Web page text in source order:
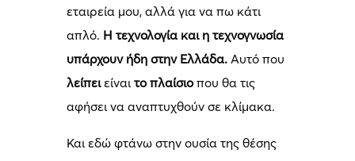
εταιρεία μου, αλλά για να πω κάτι
απλό. Η τεχνολογία και η τεχνογνωσία
υπάρχουν ήδη στην Ελλάδα. Αυτό που
λείπειείναι το πλαίσιοπου θα τις
αφήσει να αναπτυχθούν σε κλίμακα.
Και εδώ φτάνω στην ουσία της θέσης